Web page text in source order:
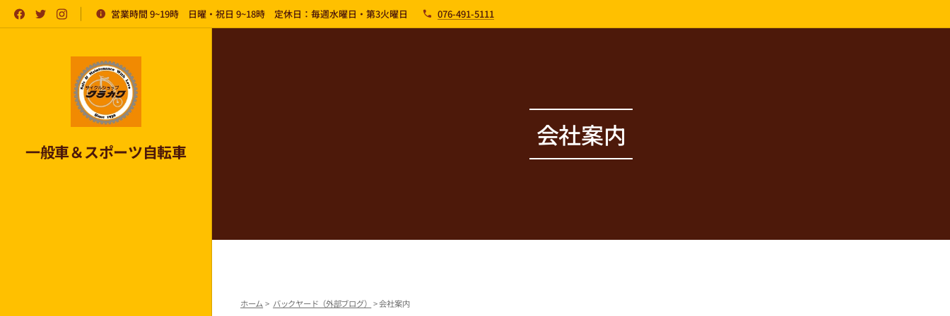
営業時間 9~19時 日曜・祝日 9~18時 定休日：毎週水曜日・第3火曜日 076-491-5111
一般車＆スポーツ自転車
会社案内
ホーム > バックヤード（外部ブログ） > 会社案内